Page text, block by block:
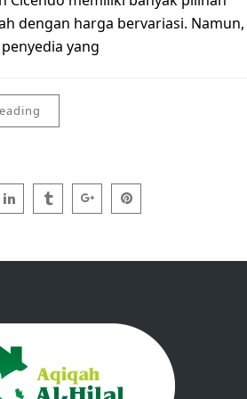
dengan harga bervariasi. Namun,
yang